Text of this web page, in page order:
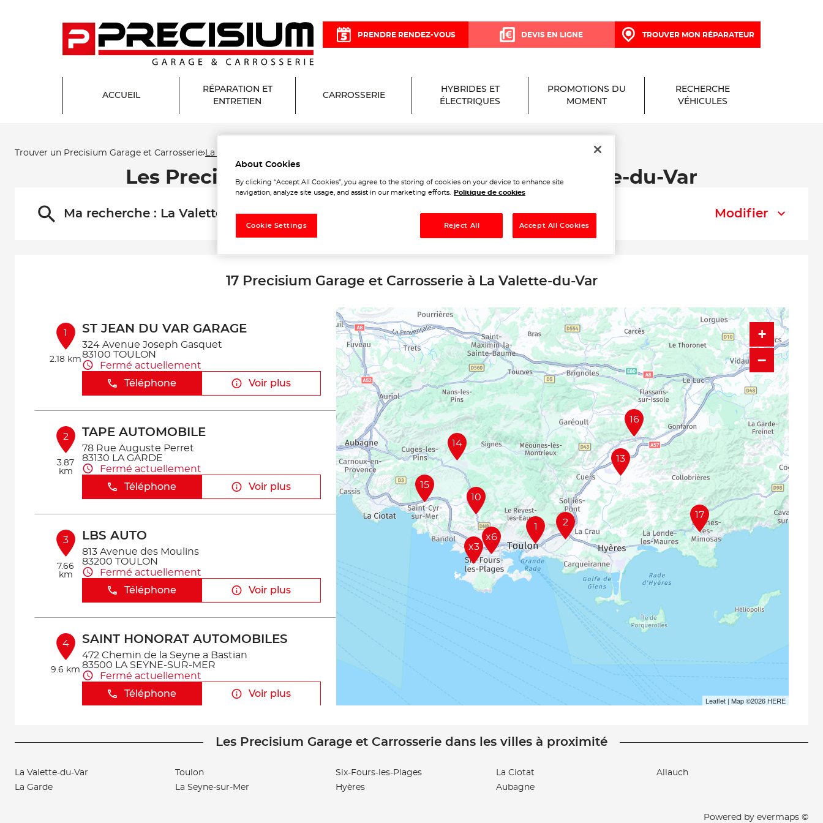
PRENDRE RENDEZ-VOUS DEVIS EN LIGNE TROUVER MON RÉPARATEUR
ACCUEIL
RÉPARATION ET
ENTRETIEN
CARROSSERIE
HYBRIDES ET
ÉLECTRIQUES
PROMOTIONS DU
MOMENT
RECHERCHE
VÉHICULES
Trouver un Precisium Garage et Carrosserie La Valette-du-Var
Les Precisium Garage et Carrosserie à La Valette-du-Var
Ma recherche : La Valette-du-Var Modifier
17 Precisium Garage et Carrosserie à La Valette-du-Var
1
2.18 km
ST JEAN DU VAR GARAGE
324 Avenue Joseph Gasquet
83100 TOULON
Fermé actuellement
Téléphone
Voir plus
2
3.87
km
TAPE AUTOMOBILE
78 Rue Auguste Perret
83130 LA GARDE
Fermé actuellement
Téléphone
Voir plus
3
7.66
km
LBS AUTO
813 Avenue des Moulins
83200 TOULON
Fermé actuellement
Téléphone
Voir plus
4
9.6 km
SAINT HONORAT AUTOMOBILES
472 Chemin de la Seyne a Bastian
83500 LA SEYNE-SUR-MER
Fermé actuellement
Téléphone
Voir plus
10.75
MAYLIAN GARAGE DU STADE
83500 LA SEYNE SUR MER
17
16
13
15
14
10
x3
2
1
x6
+
−
Leaflet| Map ©2026 HERE
Les Precisium Garage et Carrosserie dans les villes à proximité
La Valette-du-Var
La Garde
Toulon
La Seyne-sur-Mer
Six-Fours-les-Plages
Hyères
La Ciotat
Aubagne
Allauch
Powered by evermaps ©
About Cookies
By clicking “Accept All Cookies”, you agree to the storing of cookies on your device to enhance site
navigation, analyze site usage, and assist in our marketing efforts.
Politique de cookies
Reject All Accept All Cookies
Cookie Settings